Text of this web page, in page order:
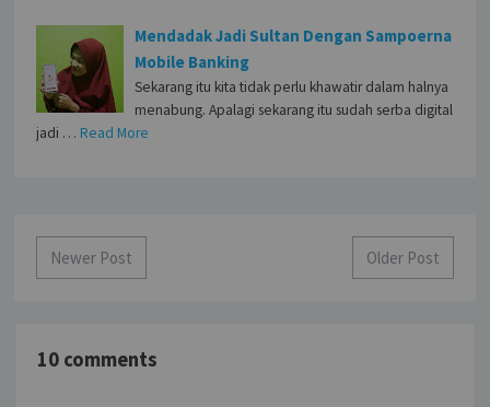
Mendadak Jadi Sultan Dengan Sampoerna
Mobile Banking
Sekarang itu kita tidak perlu khawatir dalam halnya
menabung. Apalagi sekarang itu sudah serba digital
jadi … Read More
Newer Post Older Post
10 comments